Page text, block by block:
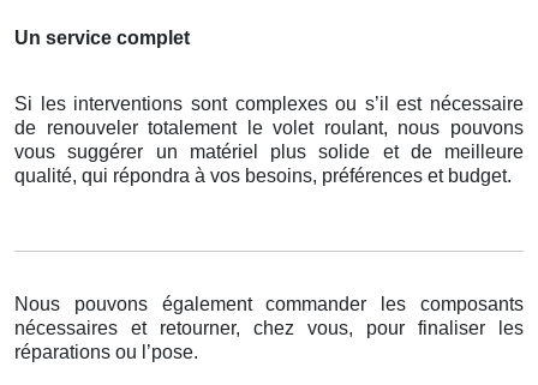
Un service complet
Si les interventions sont complexes ou s’il est nécessaire
de renouveler totalement le volet roulant, nous pouvons
vous suggérer un matériel plus solide et de meilleure
qualité, qui répondra à vos besoins, préférences et budget.
Nous pouvons également commander les composants
nécessaires et retourner, chez vous, pour finaliser les
réparations ou l’pose.